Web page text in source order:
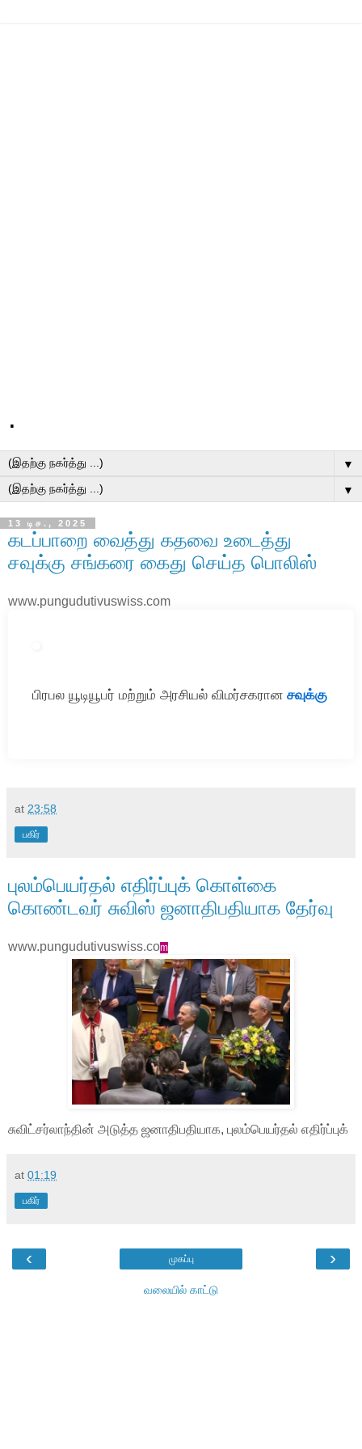
.
▼
▼
13 டிச., 2025
கடப்பாறை வைத்து கதவை உடைத்து
சவுக்கு சங்கரை கைது செய்த பொலிஸ்
www.pungudutivuswiss.com
பிரபல யூடியூபர் மற்றும் அரசியல் விமர்சகரான சவுக்கு
at 23:58
பகிர்
புலம்பெயர்தல் எதிர்ப்புக் கொள்கை
கொண்டவர் சுவிஸ் ஜனாதிபதியாக தேர்வு
www.pungudutivuswiss.com
சுவிட்சர்லாந்தின் அடுத்த ஜனாதிபதியாக, புலம்பெயர்தல் எதிர்ப்புக்
at 01:19
பகிர்
‹ ›
முகப்பு
வலையில் காட்டு